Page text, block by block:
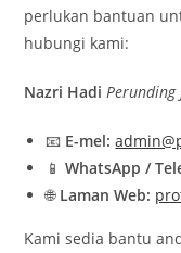
perlukan bantuan
hubungi kami:
Nazri Hadi
📧 E-mel:
📱WhatsApp /
🌐 Laman Web:
Kami sedia bantu